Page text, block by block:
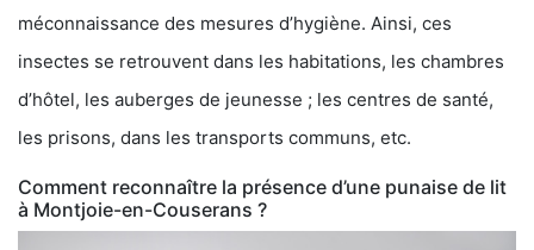
méconnaissance des mesures d’hygiène. Ainsi, ces
insectes se retrouvent dans les habitations, les chambres
d’hôtel, les auberges de jeunesse ; les centres de santé,
les prisons, dans les transports communs, etc.
Comment reconnaître la présence d’une punaise de lit
à Montjoie-en-Couserans ?